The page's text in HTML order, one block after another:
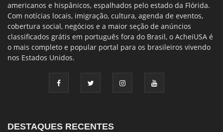
americanos e hispânicos, espalhados pelo estado da Flórida.
Com notícias locais, imigração, cultura, agenda de eventos,
cobertura social, negócios e a maior seção de anúncios
classificados grátis em português fora do Brasil, o AcheiUSA é
o mais completo e popular portal para os brasileiros vivendo
nos Estados Unidos.
DESTAQUES RECENTES